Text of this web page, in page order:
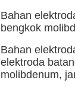
Bahan
bengkok
Bahan
elektroda
molibdenum,